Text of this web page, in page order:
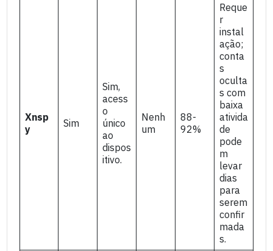
Xnsp
y
Sim
Sim,
acess
o
único
ao
dispos
itivo.
Nenh
um
88-
92%
Reque
r
instal
ação;
conta
s
oculta
s com
baixa
ativida
de
pode
m
levar
dias
para
serem
confir
mada
s.